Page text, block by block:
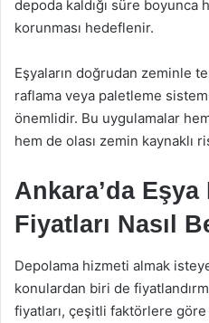
depoda kaldığı süre boyunca
korunması hedeflenir.
Eşyaların doğrudan zeminle
raflama veya paletleme
önemlidir. Bu uygulamalar
hem de olası zemin kaynaklı
Ankara’da
Fiyatları Nasıl
Depolama hizmeti almak
konulardan biri de
fiyatları, çeşitli faktörlere